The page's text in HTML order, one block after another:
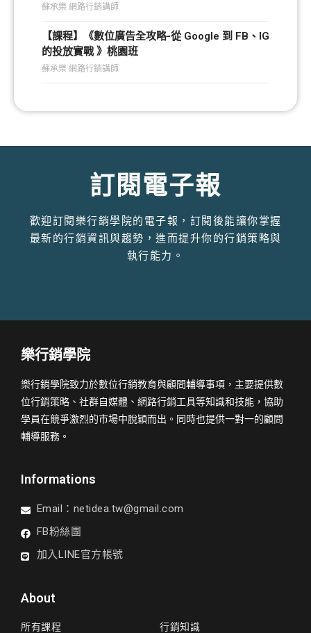
蘇承樂 網路行銷講師
【課程】《數位廣告全攻略-從 Google 到 FB、IG
的投放實戰 》桃園班
蘇承樂 網路行銷講師
訂閱電子報
歡迎訂閱樂行銷學院的電子報，訂閱後能讓你掌握
最新的行銷資訊與趨勢，進而提升你的行銷策略與
執行能力。
樂行銷學院
樂行銷學院致力於數位行銷教育與顧問輔導事項，主要提供數
位行銷策略、社群自媒體、網路行銷工具等知識和技能，協助
學員在競爭激烈的市場中脫穎而出。同時也提供一對一的顧問
輔導服務。
Informations
Email： netidea.tw@gmail.com
FB粉絲團
加入LINE官方帳號
About
所有課程 行銷知識